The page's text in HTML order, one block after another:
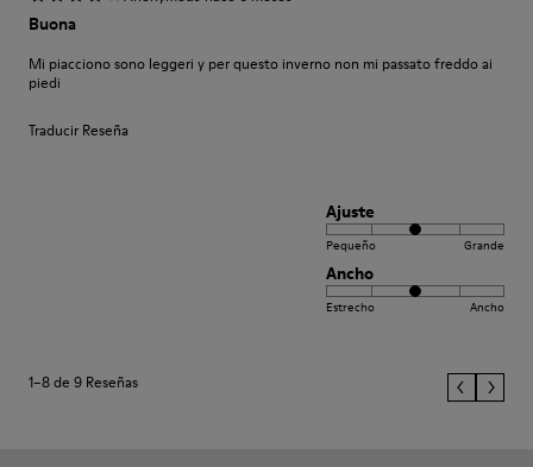
Buona
Mi piacciono sono leggeri y per questo inverno non mi passato freddo ai
piedi
Traducir Reseña
Ajuste
Pequeño Grande
Ancho
Estrecho Ancho
1–8 de 9 Reseñas